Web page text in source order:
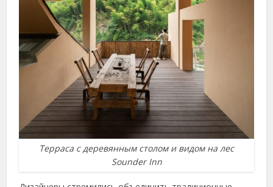
Терраса с деревянным столом и видом на лес
Sounder Inn